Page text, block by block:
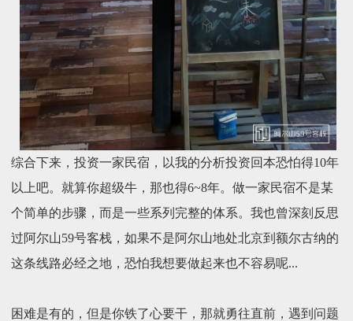
综合下来，投资一家民宿，以我的分析投资回本恐怕得10年
以上吧。就算你超级牛，那也得6~8年。做一家民宿不是某
个简单的步骤，而是一些系列完整的体系。我也曾深刻反思
过阿尔山59号客栈，如果不是阿尔山地处北京到额尔古纳的
这条线路必经之地，恐怕我想要做起来也不容易呢...
困难是有的，但是你铁了心要干，那就勇往直前，遇到问题